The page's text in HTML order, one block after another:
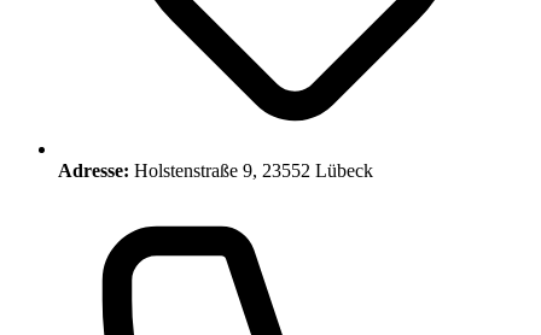
Adresse: Holstenstraße 9, 23552 Lübeck